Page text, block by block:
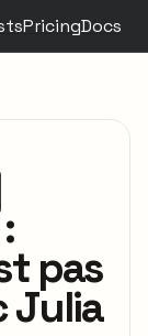
PricingDocs
pas
Julia